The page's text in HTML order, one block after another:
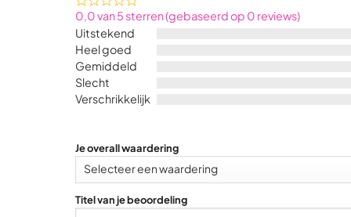
Rated
0,0
out
of
5
0,0 van 5 sterren (gebaseerd op 0 reviews)
Uitstekend
Heel goed
Gemiddeld
Slecht
Verschrikkelijk
Je overall waardering
Titel van je beoordeling